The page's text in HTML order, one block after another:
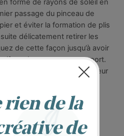
forme de rayons de soleil en
passage du pinceau de
et éviter la formation de plis
délicatement retirer les
de cette façon jusqu’à avoir
serviette sur votre support.
peinture et mise en valeur
les peintures de Valérie et
de difficulté désiré